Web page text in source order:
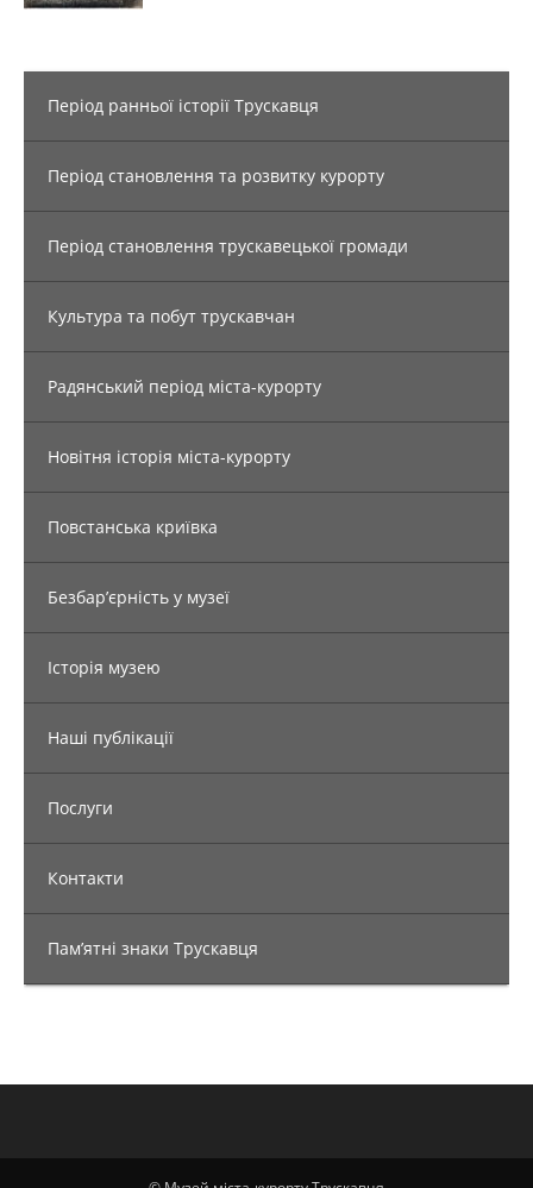
Період ранньої історії Трускавця
Період становлення та розвитку курорту
Період становлення трускавецької громади
Культура та побут трускавчан
Радянський період міста-курорту
Новітня історія міста-курорту
Повстанська криївка
Безбар’єрність у музеї
Історія музею
Наші публікації
Послуги
Контакти
Пам’ятні знаки Трускавця